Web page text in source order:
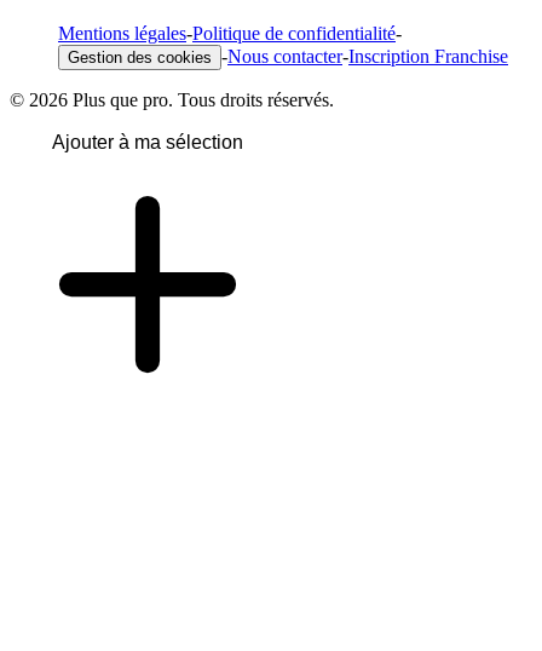
Mentions légales-Politique de confidentialité-
Gestion des cookies -Nous contacter-Inscription Franchise
© 2026 Plus que pro. Tous droits réservés.
Ajouter à ma sélection